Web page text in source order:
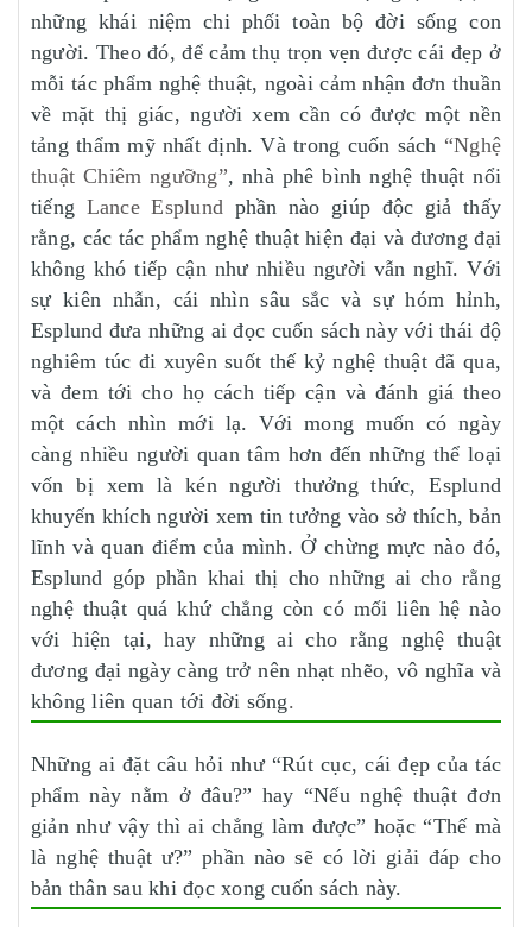
những khái niệm chi phối toàn bộ đời sống con
người. Theo đó, để cảm thụ trọn vẹn được cái đẹp ở
mỗi tác phẩm nghệ thuật, ngoài cảm nhận đơn thuần
về mặt thị giác, người xem cần có được một nền
tảng thẩm mỹ nhất định. Và trong cuốn sách “Nghệ
thuật Chiêm ngưỡng”, nhà phê bình nghệ thuật nổi
tiếng Lance Esplund phần nào giúp độc giả thấy
rằng, các tác phẩm nghệ thuật hiện đại và đương đại
không khó tiếp cận như nhiều người vẫn nghĩ. Với
sự kiên nhẫn, cái nhìn sâu sắc và sự hóm hỉnh,
Esplund đưa những ai đọc cuốn sách này với thái độ
nghiêm túc đi xuyên suốt thế kỷ nghệ thuật đã qua,
và đem tới cho họ cách tiếp cận và đánh giá theo
một cách nhìn mới lạ. Với mong muốn có ngày
càng nhiều người quan tâm hơn đến những thể loại
vốn bị xem là kén người thưởng thức, Esplund
khuyến khích người xem tin tưởng vào sở thích, bản
lĩnh và quan điểm của mình. Ở chừng mực nào đó,
Esplund góp phần khai thị cho những ai cho rằng
nghệ thuật quá khứ chẳng còn có mối liên hệ nào
với hiện tại, hay những ai cho rằng nghệ thuật
đương đại ngày càng trở nên nhạt nhẽo, vô nghĩa và
không liên quan tới đời sống.
Những ai đặt câu hỏi như “Rút cục, cái đẹp của tác
phẩm này nằm ở đâu?” hay “Nếu nghệ thuật đơn
giản như vậy thì ai chẳng làm được” hoặc “Thế mà
là nghệ thuật ư?” phần nào sẽ có lời giải đáp cho
bản thân sau khi đọc xong cuốn sách này.